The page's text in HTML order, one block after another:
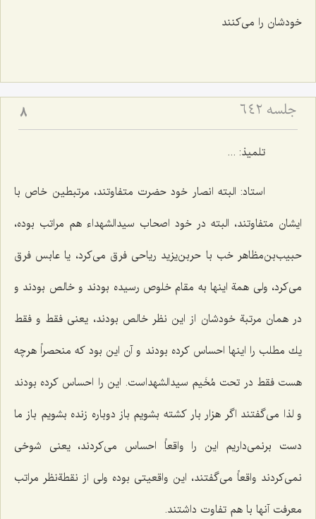
خودشان را می‌كنند
جلسه ۶۴۲ 8
تلمیذ: ...
استاد: البته انصار خود حضرت متفاوتند، مرتبطین خاص با
ایشان متفاوتند، البته در خود اصحاب سیدالشهداء هم مراتب بوده،
حبیب‌بن‌مظاهر خب با حربن‌یزید ریاحی فرق می‌كرد، یا عابس فرق
می‌كرد، ولی همة اینها به مقام خلوص رسیده بودند و خالص بودند و
در همان مرتبة خودشان از این نظر خالص بودند، یعنی فقط و فقط
یك مطلب را اینها احساس كرده بودند و آن این بود كه منحصراً هرچه
هست فقط در تحت مُخَیم سیدالشهداست. این را احساس كرده بودند
و لذا می‌گفتند اگر هزار بار كشته بشویم باز دوباره زنده بشویم باز ما
دست برنمی‌داریم این را واقعاً احساس می‌كردند، یعنی شوخی
نمی‌كردند واقعاً می‌گفتند، این واقعیتی بوده ولی از نقطةنظر مراتب
معرفت آنها با هم تفاوت داشتند.